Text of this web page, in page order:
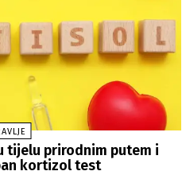
tijelu prirodnim putem i
kortizol test